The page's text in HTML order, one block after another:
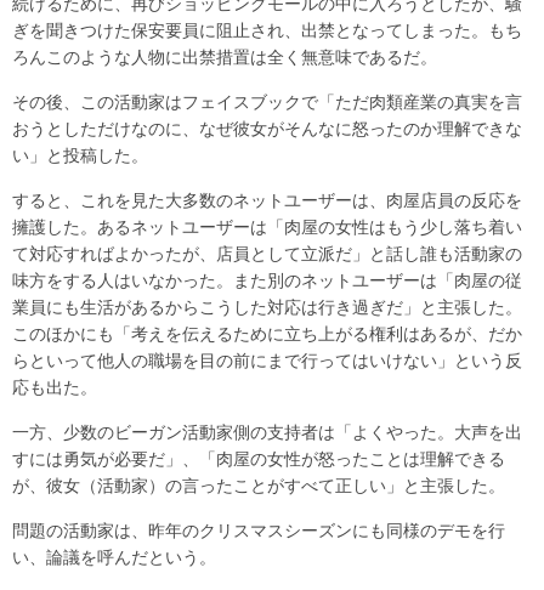
ぎを聞きつけた保安要員に阻止され、出禁となってしまった。もち
ろんこのような人物に出禁措置は全く無意味であるだ。
その後、この活動家はフェイスブックで「ただ肉類産業の真実を言
おうとしただけなのに、なぜ彼女がそんなに怒ったのか理解できな
い」と投稿した。
すると、これを見た大多数のネットユーザーは、肉屋店員の反応を
擁護した。あるネットユーザーは「肉屋の女性はもう少し落ち着い
て対応すればよかったが、店員として立派だ」と話し誰も活動家の
味方をする人はいなかった。また別のネットユーザーは「肉屋の従
業員にも生活があるからこうした対応は行き過ぎだ」と主張した。
このほかにも「考えを伝えるために立ち上がる権利はあるが、だか
らといって他人の職場を目の前にまで行ってはいけない」という反
応も出た。
一方、少数のビーガン活動家側の支持者は「よくやった。大声を出
すには勇気が必要だ」、「肉屋の女性が怒ったことは理解できる
が、彼女（活動家）の言ったことがすべて正しい」と主張した。
問題の活動家は、昨年のクリスマスシーズンにも同様のデモを行
い、論議を呼んだという。